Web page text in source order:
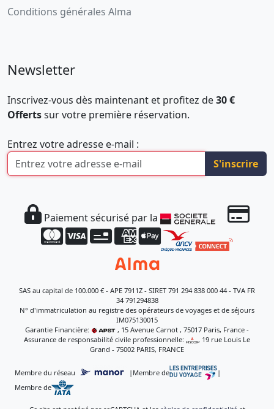
Conditions générales Alma
Newsletter
Inscrivez-vous dès maintenant et profitez de30 €
Offertssur votre première réservation.
Entrez votre adresse e-mail :
S'inscrire
Paiement sécurisé par la
SAS au capital de 100.000 € - APE 7911Z - SIRET 791 294 838 000 44 - TVA FR
34 791294838
N° d'immatriculation au registre des opérateurs de voyages et de séjours
IM075130015
Garantie Financière:
, 15 Avenue Carnot , 75017 Paris, France -
Assurance de responsabilité civile professionnelle:
, 19 rue Louis Le
Grand - 75002 PARIS, FRANCE
Membre du réseau | Membre de
|
Membre de